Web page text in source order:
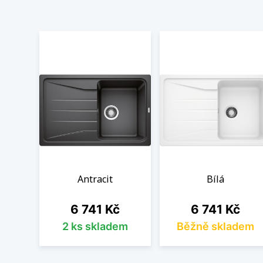
Antracit
Cena
6 741 Kč
2 ks skladem
Bílá
Cena
6 741 Kč
Běžně skladem